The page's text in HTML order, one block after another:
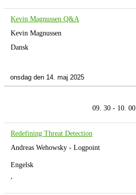
Kevin Magnussen Q&A
Kevin Magnussen
Dansk
onsdag den 14. maj 2025
09. 30 - 10. 00
Redefining Threat Detection
Andreas Wehowsky - Logpoint
Engelsk
,